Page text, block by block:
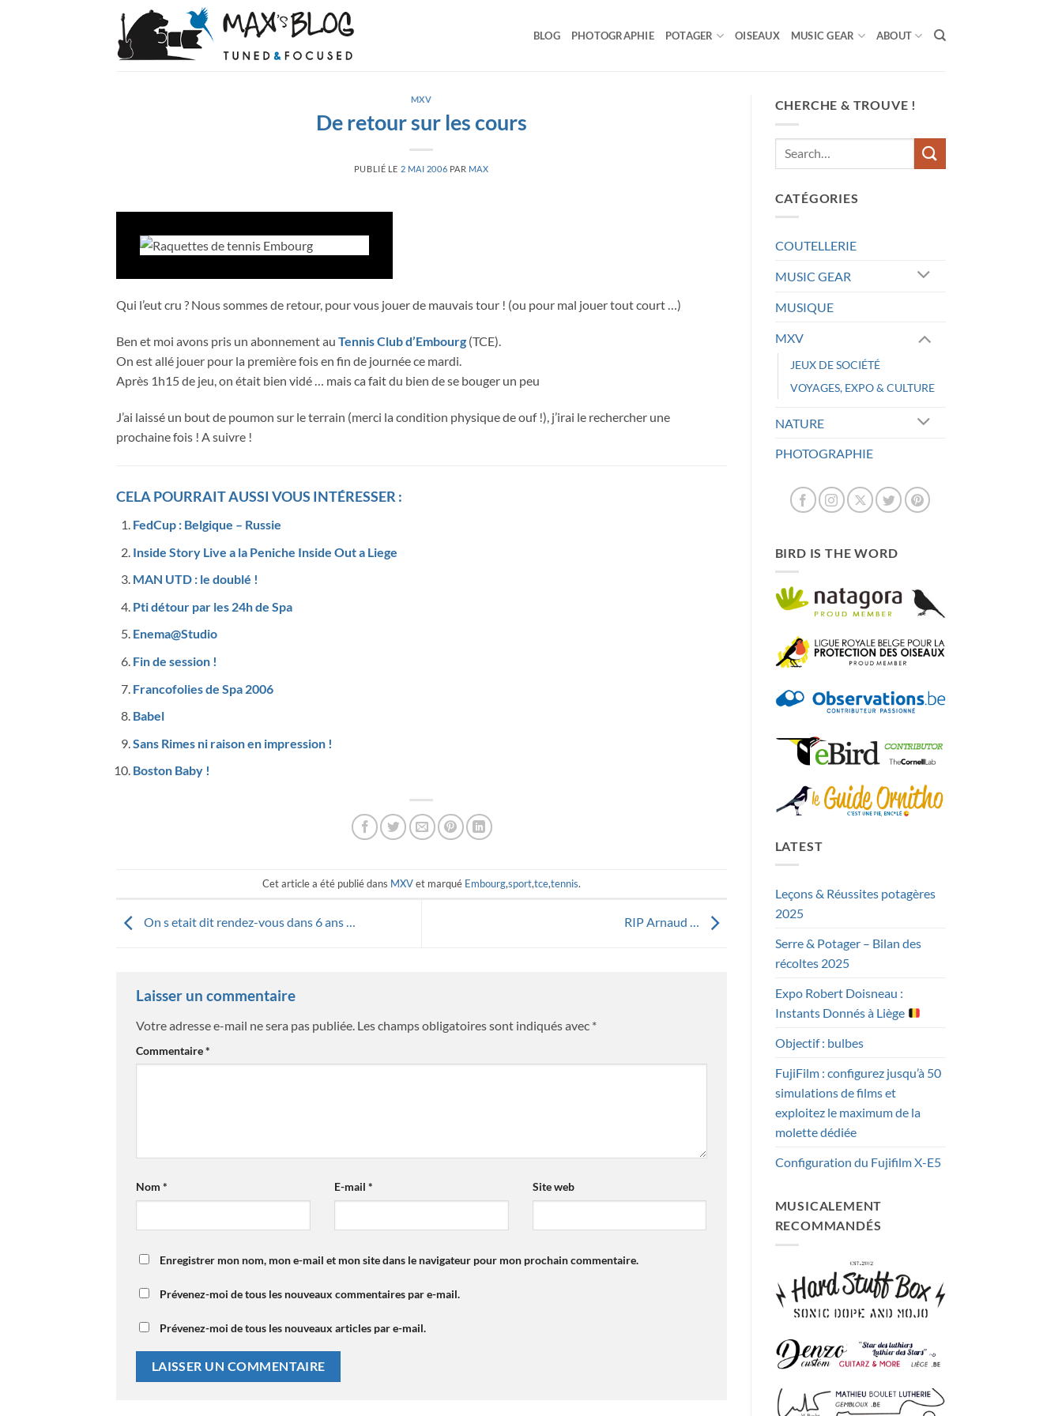
BLOG PHOTOGRAPHIE POTAGER OISEAUX MUSIC GEAR ABOUT
MXV
De retour sur les cours
PUBLIÉ LE 2 MAI 2006 PAR MAX
Qui l’eut cru ? Nous sommes de retour, pour vous jouer de mauvais tour ! (ou pour mal jouer tout court …)
Ben et moi avons pris un abonnement au Tennis Club d’Embourg (TCE).
On est allé jouer pour la première fois en fin de journée ce mardi.
Après 1h15 de jeu, on était bien vidé … mais ca fait du bien de se bouger un peu
J’ai laissé un bout de poumon sur le terrain (merci la condition physique de ouf !), j’irai le rechercher une
prochaine fois ! A suivre !
CELA POURRAIT AUSSI VOUS INTÉRESSER :
FedCup : Belgique – Russie
Inside Story Live a la Peniche Inside Out a Liege
MAN UTD : le doublé !
Pti détour par les 24h de Spa
Enema@Studio
Fin de session !
Francofolies de Spa 2006
Babel
Sans Rimes ni raison en impression !
Boston Baby !
Cet article a été publié dans MXVet marqué Embourg,sport,tce,tennis.
On s etait dit rendez-vous dans 6 ans … RIP Arnaud …
Laisser un commentaire
Votre adresse e-mail ne sera pas publiée. Les champs obligatoires sont indiqués avec *
Commentaire*
Nom * E-mail * Site web
Enregistrer mon nom, mon e-mail et mon site dans le navigateur pour mon prochain commentaire.
Prévenez-moi de tous les nouveaux commentaires par e-mail.
Prévenez-moi de tous les nouveaux articles par e-mail.
CHERCHE & TROUVE !
CATÉGORIES
COUTELLERIE
MUSIC GEAR
MUSIQUE
MXV
JEUX DE SOCIÉTÉ
VOYAGES, EXPO & CULTURE
NATURE
PHOTOGRAPHIE
BIRD IS THE WORD
LATEST
Leçons & Réussites potagères
2025
Serre & Potager – Bilan des
récoltes 2025
Expo Robert Doisneau :
Instants Donnés à Liège
Objectif : bulbes
FujiFilm : configurez jusqu’à 50
simulations de films et
exploitez le maximum de la
molette dédiée
Configuration du Fujifilm X-E5
MUSICALEMENT
RECOMMANDÉS